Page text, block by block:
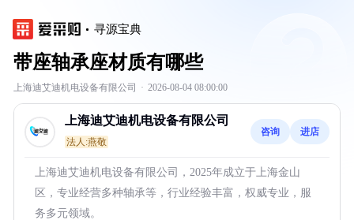
寻源宝典
带座轴承座材质有哪些
上海迪艾迪机电设备有限公司 · 2026-08-04 08:00:00
上海迪艾迪机电设备有限公司
法人:燕敬
咨询 进店
上海迪艾迪机电设备有限公司，2025年成立于上海金山
区，专业经营多种轴承等，行业经验丰富，权威专业，服
务多元领域。